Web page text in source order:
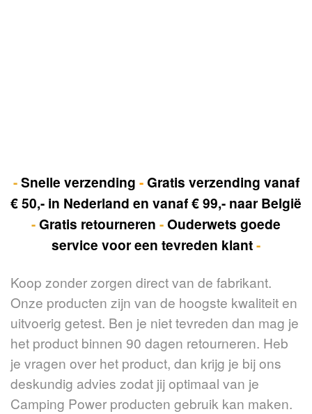
-Snelle verzending -Gratis verzending vanaf
€ 50,- in Nederland en vanaf € 99,- naar België
-Gratis retourneren -Ouderwets goede
service voor een tevreden klant-
Koop zonder zorgen direct van de fabrikant.
Onze producten zijn van de hoogste kwaliteit en
uitvoerig getest. Ben je niet tevreden dan mag je
het product binnen 90 dagen retourneren. Heb
je vragen over het product, dan krijg je bij ons
deskundig advies zodat jij optimaal van je
Camping Power producten gebruik kan maken.